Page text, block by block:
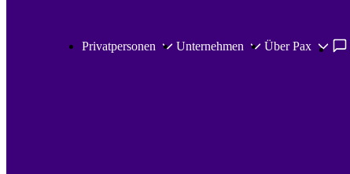
Privatpersonen Unternehmen Über Pax